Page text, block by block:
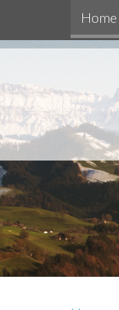
Home